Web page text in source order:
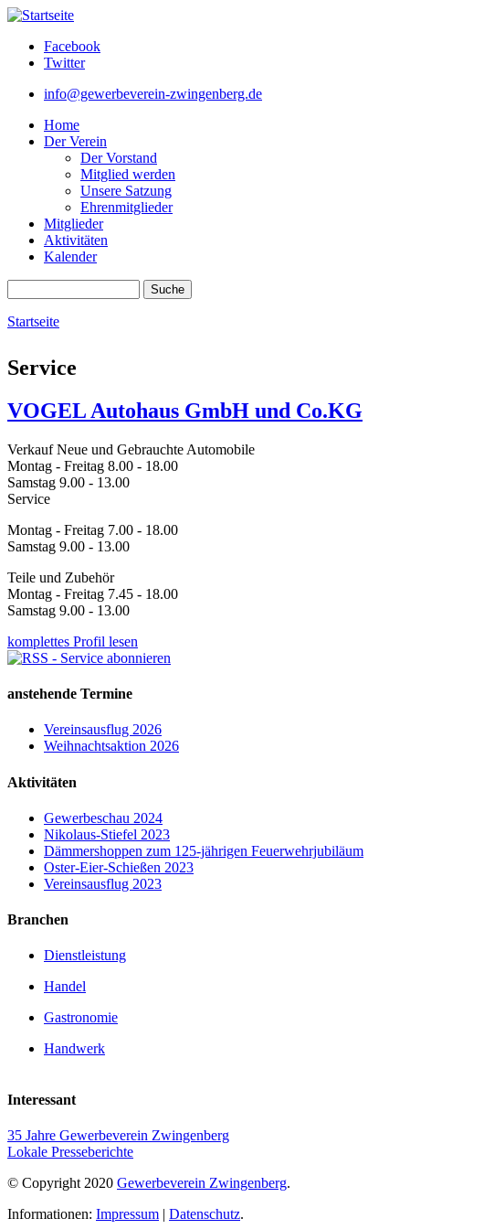
Direkt zum Inhalt
Facebook
Twitter
info@gewerbeverein-zwingenberg.de
Home
Der Verein
Der Vorstand
Mitglied werden
Unsere Satzung
Ehrenmitglieder
Mitglieder
Aktivitäten
Kalender
Startseite
Service
VOGEL Autohaus GmbH und Co.KG
Verkauf Neue und Gebrauchte Automobile
Montag - Freitag 8.00 - 18.00
Samstag 9.00 - 13.00
Service
Montag - Freitag 7.00 - 18.00
Samstag 9.00 - 13.00
Teile und Zubehör
Montag - Freitag 7.45 - 18.00
Samstag 9.00 - 13.00
komplettes Profil lesen
anstehende Termine
Vereinsausflug 2026
Weihnachtsaktion 2026
Aktivitäten
Gewerbeschau 2024
Nikolaus-Stiefel 2023
Dämmershoppen zum 125-jährigen Feuerwehrjubiläum
Oster-Eier-Schießen 2023
Vereinsausflug 2023
Branchen
Dienstleistung
Handel
Gastronomie
Handwerk
Interessant
35 Jahre Gewerbeverein Zwingenberg
Lokale Presseberichte
© Copyright 2020 Gewerbeverein Zwingenberg.
Informationen: Impressum | Datenschutz.